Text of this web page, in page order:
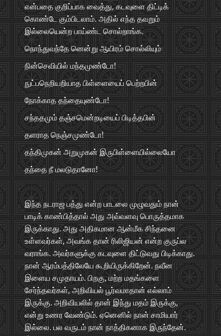
என்பதை குறிப்பாக வைத்து, கடவுளை திட்டிக்
கொண்டே கும்பிடலாம். அதில் எந்த தவறும்
இல்லையென்ற பாய்ண்ட சொல்றாங்க.
நொந்துவந்தே னென்று ஆயிரம் சொல்லியும்
நின்செவியில் மந்தமுண்டோ!
நுட்பநெறியறியாத பிள்ளையைப் பெற்றபின்
நோக்காத தந்தையுண்டோ!
சந்ததமும் தஞ்சமென்றடியைப் பிடித்தபின்
தளராத நெஞ்சமுண்டோ!
தந்திமுகன் அறுமுகன் இருபிள்ளையில்லையோ
தந்தை நீ மலடுதானோ!
இந்த நடராஜ பத்து என்ற பாடலை முழுவதும் நான்
பாடிக் காண்பித்தால் அது அவ்வளவு பொருத்தமாக
இருக்காது. அது அதிகமான ஆன்மீக சிந்தனை
உள்ளவர்கள், அவங்க தான் ரிலிஜியன் என்ற குருப்ல
வராங்க. அவர்களுக்கு கடவுளை திட்டுவது பிடிக்காது.
நான் ஆரம்பத்திலேயே கூறியிருக்கிறேன். நவீன
இளைய சமுதாயம். பிறகு, மற்ற மதங்களை
சேர்ந்தவர்கள், அறிவியல் பூர்வமாதான் எல்லாம்
இருக்கு. அறிவியலில் தான் இந்து மதம் இருக்கு,
என்று உணர வேண்டும். ஏனெனில் நான் சாமியார்
இல்லை. பல வருடம் நான் நாத்திகனாக இருந்தேன்.